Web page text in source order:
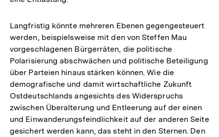
Langfristig könnte mehreren Ebenen gegengesteuert
werden, beispielsweise mit den von Steffen Mau
vorgeschlagenen Bürgerräten, die politische
Polarisierung abschwächen und politische Beteiligung
über Parteien hinaus stärken können. Wie die
demografische und damit wirtschaftliche Zukunft
Ostdeutschlands angesichts des Widerspruchs
zwischen Überalterung und Entleerung auf der einen
und Einwanderungsfeindlichkeit auf der anderen Seite
gesichert werden kann, das steht in den Sternen. Den